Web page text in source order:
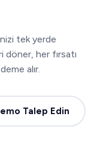
tek yerde
döner, her fırsatı
alır.
Talep Edin